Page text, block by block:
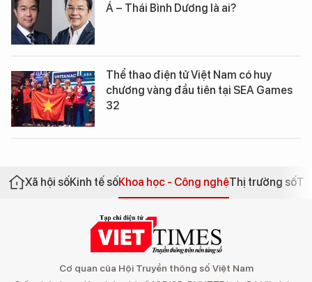
Á – Thái Bình Dương là ai?
Thể thao điện tử Việt Nam có huy
chương vàng đầu tiên tại SEA Games
32
Xã hội sốKinh tế sốKhoa học - Công nghệThị trường số
Cơ quan của Hội Truyền thông số Việt Nam